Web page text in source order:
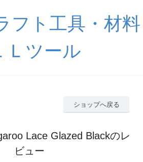
フト工具・材料
Ｌツール
ショップへ戻る
Lace Glazed Blackのレ
ビュー